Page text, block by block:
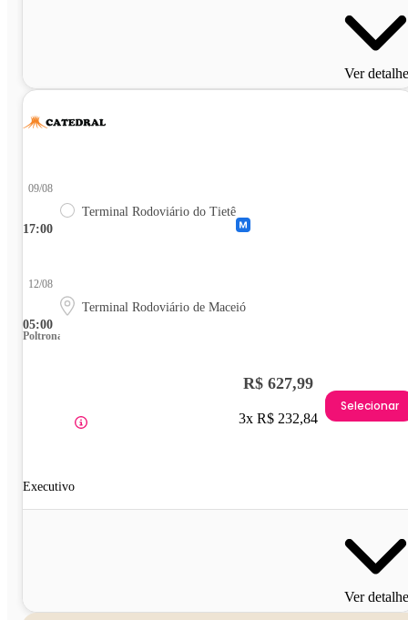
Ver
17:00
09/08
Terminal Rodoviário do Tietê
05:00
12/08
Terminal Rodoviário de Maceió
Poltrona
Executivo
R$ 627,99
3x R$ 232,84
Selecionar
Ver